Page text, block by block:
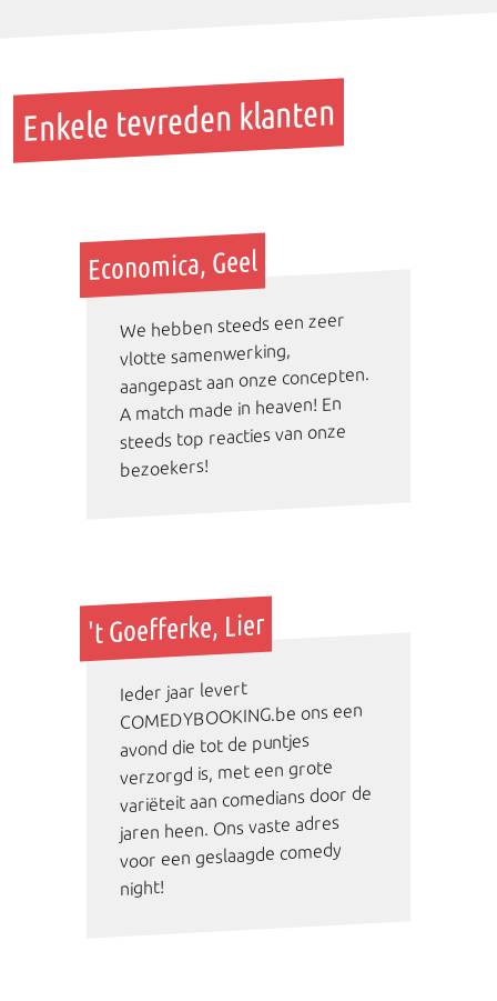
Enkele tevreden klanten
Economica, Geel
We hebben steeds een zeer
vlotte samenwerking,
aangepast aan onze concepten.
A match made in heaven! En
steeds top reacties van onze
bezoekers!
't Goefferke, Lier
Ieder jaar levert
COMEDYBOOKING.be ons een
avond die tot de puntjes
verzorgd is, met een grote
variëteit aan comedians door de
jaren heen. Ons vaste adres
voor een geslaagde comedy
night!